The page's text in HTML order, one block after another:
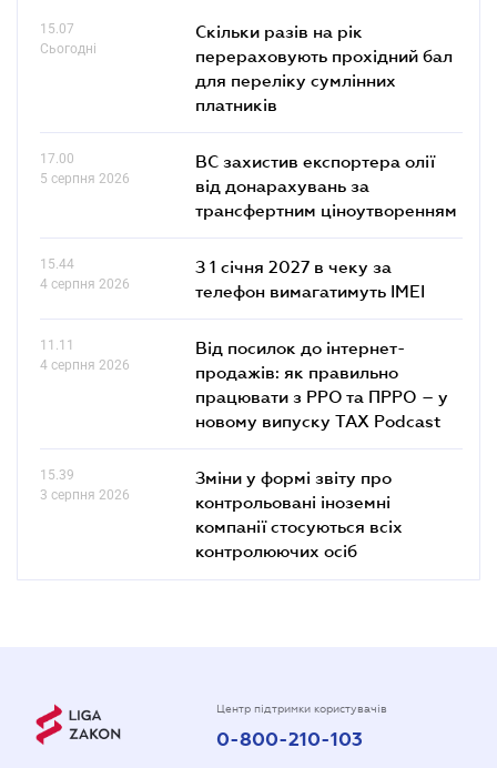
15.07
Сьогодні
Скільки разів на рік
перераховують прохідний бал
для переліку сумлінних
платників
17.00
5 серпня 2026
ВС захистив експортера олії
від донарахувань за
трансфертним ціноутворенням
15.44
4 серпня 2026
З 1 січня 2027 в чеку за
телефон вимагатимуть IMEI
11.11
4 серпня 2026
Від посилок до інтернет-
продажів: як правильно
працювати з РРО та ПРРО – у
новому випуску TAX Podcast
15.39
3 серпня 2026
Зміни у формі звіту про
контрольовані іноземні
компанії стосуються всіх
контролюючих осіб
Центр підтримки користувачів
0-800-210-103